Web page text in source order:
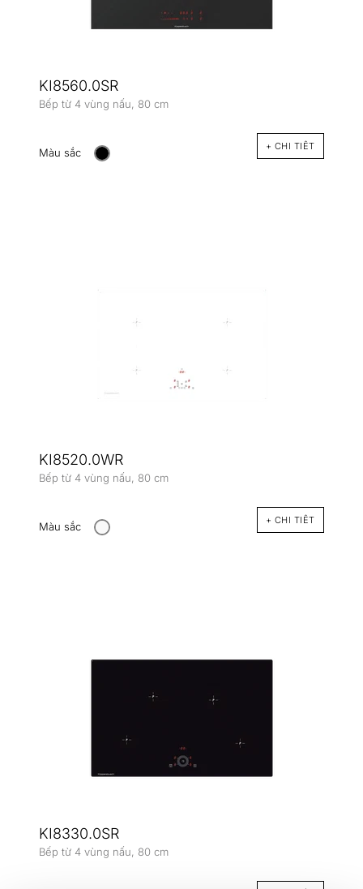
KI8560.0SR
Bếp từ 4 vùng nấu, 80 cm
Màu sắc + CHI TIÊT
KI8520.0WR
Bếp từ 4 vùng nấu, 80 cm
Màu sắc + CHI TIÊT
KI8330.0SR
Bếp từ 4 vùng nấu, 80 cm